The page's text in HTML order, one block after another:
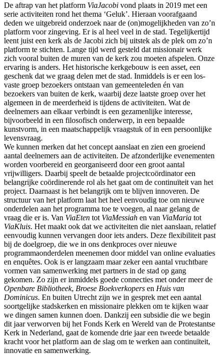
De aftrap van het platform ViaJacobi vond plaats in 2019 met een
serie activiteiten rond het thema ‘Geluk’. Hieraan voorafgaand
deden we uitgebreid onderzoek naar de (on)mogelijkheden van zo’n
platform voor zingeving. Er is al heel veel in de stad. Tegelijkertijd
leent juist een kerk als de Jacobi zich bij uitstek als de plek om zo’n
platform te stichten. Lange tijd werd gesteld dat missionair werk
zich vooral buiten de muren van de kerk zou moeten afspelen. Onze
ervaring is anders. Het historische kerkgebouw is een asset, een
geschenk dat we graag delen met de stad. Inmiddels is er een los-
vaste groep bezoekers ontstaan van gemeenteleden én van
bezoekers van buiten de kerk, waarbij deze laatste groep over het
algemeen in de meerderheid is tijdens de activiteiten. Wat de
deelnemers aan elkaar verbindt is een gezamenlijke interesse,
bijvoorbeeld in een filosofisch onderwerp, in een bepaalde
kunstvorm, in een maatschappelijk vraagstuk of in een persoonlijke
levensvraag.
We kunnen merken dat het concept aanslaat en zien een groeiend
aantal deelnemers aan de activiteiten. De afzonderlijke evenementen
worden voorbereid en georganiseerd door een groot aantal
vrijwilligers. Daarbij speelt de betaalde projectcoördinator een
belangrijke coördinerende rol als het gaat om de continuïteit van het
project. Daarnaast is het belangrijk om te blijven innoveren. De
structuur van het platform laat het heel eenvoudig toe om nieuwe
onderdelen aan het programma toe te voegen, al naar gelang de
vraag die er is. Van ViaEten tot ViaMessiah en van ViaMaria tot
ViaKluis. Het maakt ook dat we activiteiten die niet aanslaan, relatief
eenvoudig kunnen vervangen door iets anders. Deze flexibiliteit past
bij de doelgroep, die we in ons denkproces over nieuwe
programmaonderdelen meenemen door middel van online evaluaties
en enquêtes. Ook is er langzaam maar zeker een aantal vruchtbare
vormen van samenwerking met partners in de stad op gang
gekomen. Zo zijn er inmiddels goede connecties met onder meer de
Openbare Bibliotheek, Broese Boekverkopers en Huis van
Dominicus. En buiten Utrecht zijn we in gesprek met een aantal
soortgelijke stadskerken en missionaire plekken om te kijken waar
we dingen samen kunnen doen. Dankzij een subsidie die we begin
dit jaar verworven bij het Fonds Kerk en Wereld van de Protestantse
Kerk in Nederland, gaat de komende drie jaar een tweede betaalde
kracht voor het platform aan de slag om te werken aan continuïteit,
innovatie en samenwerking.